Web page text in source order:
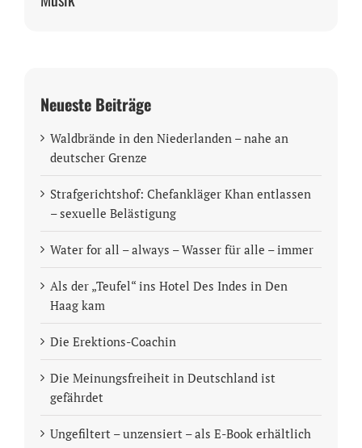
Neueste Beiträge
Waldbrände in den Niederlanden – nahe an
deutscher Grenze
Strafgerichtshof: Chefankläger Khan entlassen
– sexuelle Belästigung
Water for all – always – Wasser für alle – immer
Als der „Teufel“ ins Hotel Des Indes in Den
Haag kam
Die Erektions-Coachin
Die Meinungsfreiheit in Deutschland ist
gefährdet
Ungefiltert – unzensiert – als E-Book erhältlich